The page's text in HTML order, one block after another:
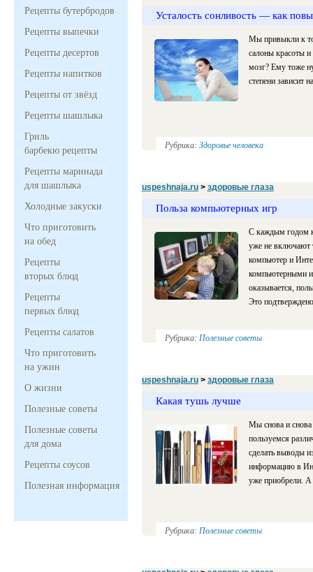
Рецепты бутербродов
Рецепты выпечки
Рецепты десертов
Рецепты напитков
Рецепты от звёзд
Рецепты шашлыка
Гриль
барбекю рецепты
Рецепты маринада
для шашлыка
Холодные закуски
Что приготовить
на обед
Рецепты
вторых блюд
Рецепты
первых блюд
Рецепты салатов
Что приготовить
на ужин
О жизни
Полезные советы
Полезные советы
для дома
Рецепты соусов
Полезная информация
Усталость сонливость — как
Мы привыкли к
салоны красоты
мозг? Ему тоже
степени зависит
Рубрика: Здоровье человека
uspeshnaja.ru> здоровые глаза
Польза компьютерных игр
С каждым годом
уже не включают
компьютер и
компьютерными
оказывается,
Это
Рубрика: Полезные советы
uspeshnaja.ru> здоровые глаза
Какая тушь лучше
Мы снова и снова
пользуемся
сделать выводы
информацию в
уже приобрели.
Рубрика: Полезные советы